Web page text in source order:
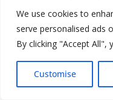
We use cookies to
serve personalised ads
By clicking "Accept All",
Customise
— Ты была права. Я
удобство. Ты
не менять.
Он говорил